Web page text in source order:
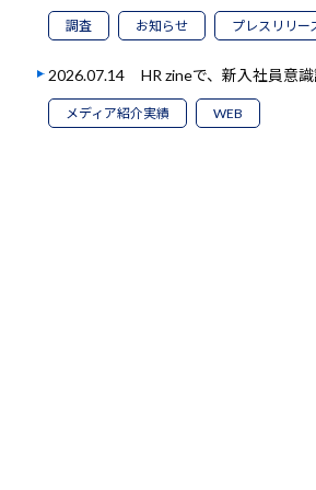
調査 お知らせ プレスリリー
2026.07.14 HR zineで、新入社員意
メディア紹介実績 WEB